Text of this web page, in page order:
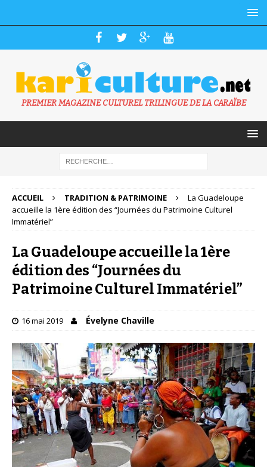
PREMIER MAGAZINE CULTUREL TRILINGUE DE LA CARAÏBE
ACCUEIL TRADITION & PATRIMOINE
La Guadeloupe
accueille la 1ère édition des “Journées du Patrimoine Culturel
Immatériel”
La Guadeloupe accueille la 1ère
édition des “Journées du
Patrimoine Culturel Immatériel”
16 mai 2019 Évelyne Chaville